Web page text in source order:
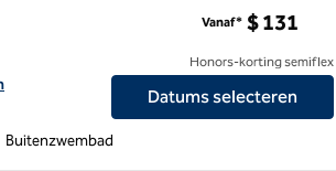
Homewood Suites by Hilton San Diego
Vanaf* $ 131
Honors-korting semiflex
Datums selecteren
Buitenzwembad